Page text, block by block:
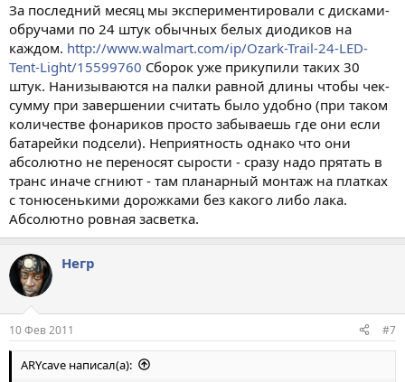
За последний месяц мы экспериментировали с дисками-
обручами по 24 штук обычных белых диодиков на
каждом. http://www.walmart.com/ip/Ozark-Trail-24-LED-
Tent-Light/15599760 Сборок уже прикупили таких 30
штук. Нанизываются на палки равной длины чтобы чек-
сумму при завершении считать было удобно (при таком
количестве фонариков просто забываешь где они если
батарейки подсели). Неприятность однако что они
абсолютно не переносят сырости - сразу надо прятать в
транс иначе сгниют - там планарный монтаж на платках
с тонюсенькими дорожками без какого либо лака.
Абсолютно ровная засветка.
Негр
10 Фев 2011 #7
ARYсave написал(а):